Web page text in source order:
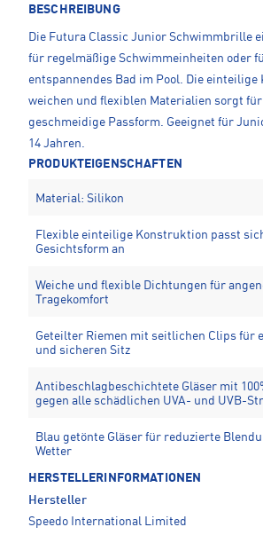
BESCHREIBUNG
Die Futura Classic Junior Schwimmbrille
für regelmäßige Schwimmeinheiten oder
entspannendes Bad im Pool. Die
weichen und flexiblen Materialien sorgt für
geschmeidige Passform. Geeignet für
14 Jahren.
PRODUKTEIGENSCHAFTEN
Material: Silikon
Flexible einteilige Konstruktion passt
Gesichtsform an
Weiche und flexible Dichtungen für
Tragekomfort
Geteilter Riemen mit seitlichen Clips für
und sicheren Sitz
Antibeschlagbeschichtete Gläser mit
gegen alle schädlichen UVA- und UVB-
Blau getönte Gläser für reduzierte
Wetter
HERSTELLERINFORMATIONEN
Hersteller
Speedo International Limited